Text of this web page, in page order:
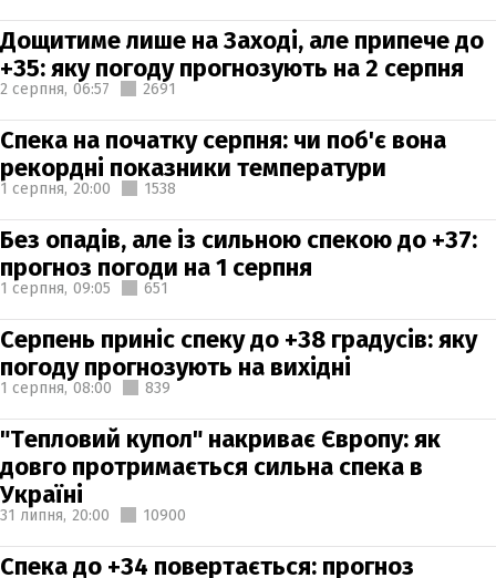
Дощитиме лише на Заході, але припече до
+35: яку погоду прогнозують на 2 серпня
2 серпня, 06:57 2691
Спека на початку серпня: чи поб'є вона
рекордні показники температури
1 серпня, 20:00 1538
Без опадів, але із сильною спекою до +37:
прогноз погоди на 1 серпня
1 серпня, 09:05 651
Серпень приніс спеку до +38 градусів: яку
погоду прогнозують на вихідні
1 серпня, 08:00 839
"Тепловий купол" накриває Європу: як
довго протримається сильна спека в
Україні
31 липня, 20:00 10900
Спека до +34 повертається: прогноз